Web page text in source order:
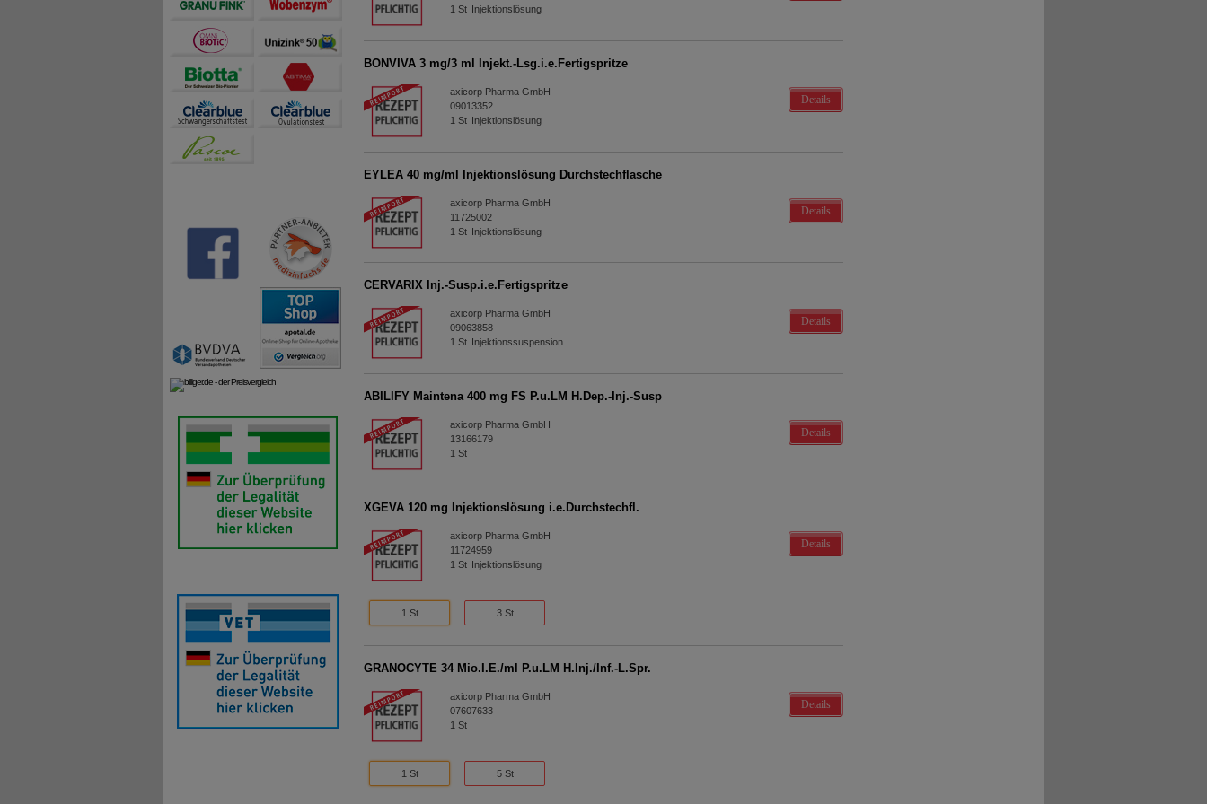
1St Injektionslösung
BONVIVA 3 mg/3 ml Injekt.-Lsg.i.e.Fertigspritze
axicorp Pharma GmbH
09013352
1St Injektionslösung
Details
EYLEA 40 mg/ml Injektionslösung Durchstechflasche
axicorp Pharma GmbH
11725002
1St Injektionslösung
Details
CERVARIX Inj.-Susp.i.e.Fertigspritze
axicorp Pharma GmbH
09063858
1St Injektionssuspension
Details
ABILIFY Maintena 400 mg FS P.u.LM H.Dep.-Inj.-Susp
axicorp Pharma GmbH
13166179
1St
Details
XGEVA 120 mg Injektionslösung i.e.Durchstechfl.
axicorp Pharma GmbH
11724959
1St Injektionslösung
Details
1 St 3 St
GRANOCYTE 34 Mio.I.E./ml P.u.LM H.Inj./Inf.-L.Spr.
axicorp Pharma GmbH
07607633
1St
Details
1 St 5 St